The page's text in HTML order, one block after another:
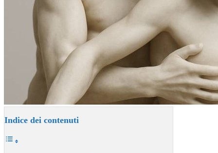
Indice dei contenuti